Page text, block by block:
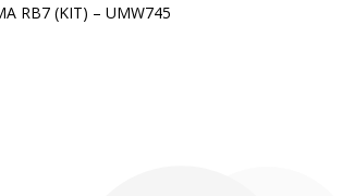
RB7 (KIT) – UMW745